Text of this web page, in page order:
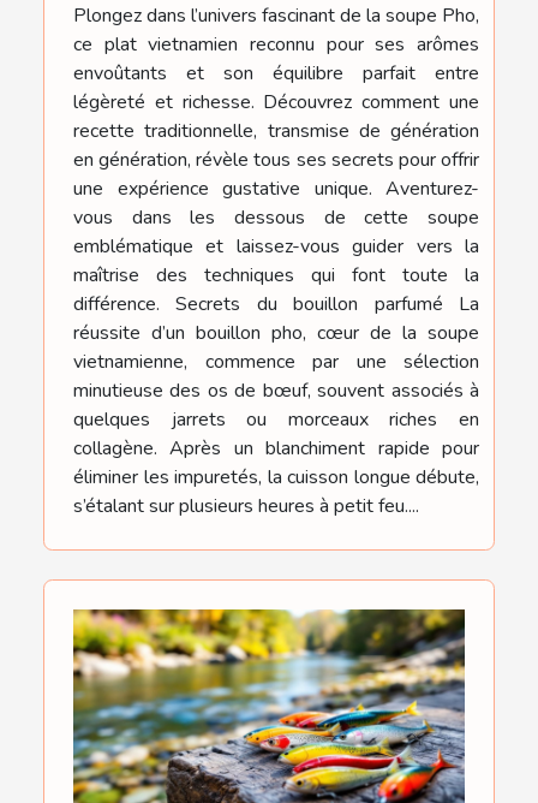
Plongez dans l’univers fascinant de la soupe Pho,
ce plat vietnamien reconnu pour ses arômes
envoûtants et son équilibre parfait entre
légèreté et richesse. Découvrez comment une
recette traditionnelle, transmise de génération
en génération, révèle tous ses secrets pour offrir
une expérience gustative unique. Aventurez-
vous dans les dessous de cette soupe
emblématique et laissez-vous guider vers la
maîtrise des techniques qui font toute la
différence. Secrets du bouillon parfumé La
réussite d’un bouillon pho, cœur de la soupe
vietnamienne, commence par une sélection
minutieuse des os de bœuf, souvent associés à
quelques jarrets ou morceaux riches en
collagène. Après un blanchiment rapide pour
éliminer les impuretés, la cuisson longue débute,
s’étalant sur plusieurs heures à petit feu....